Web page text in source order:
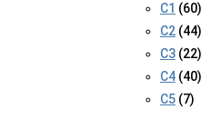
C1 (60)
C2 (44)
C3 (22)
C4 (40)
C5 (7)